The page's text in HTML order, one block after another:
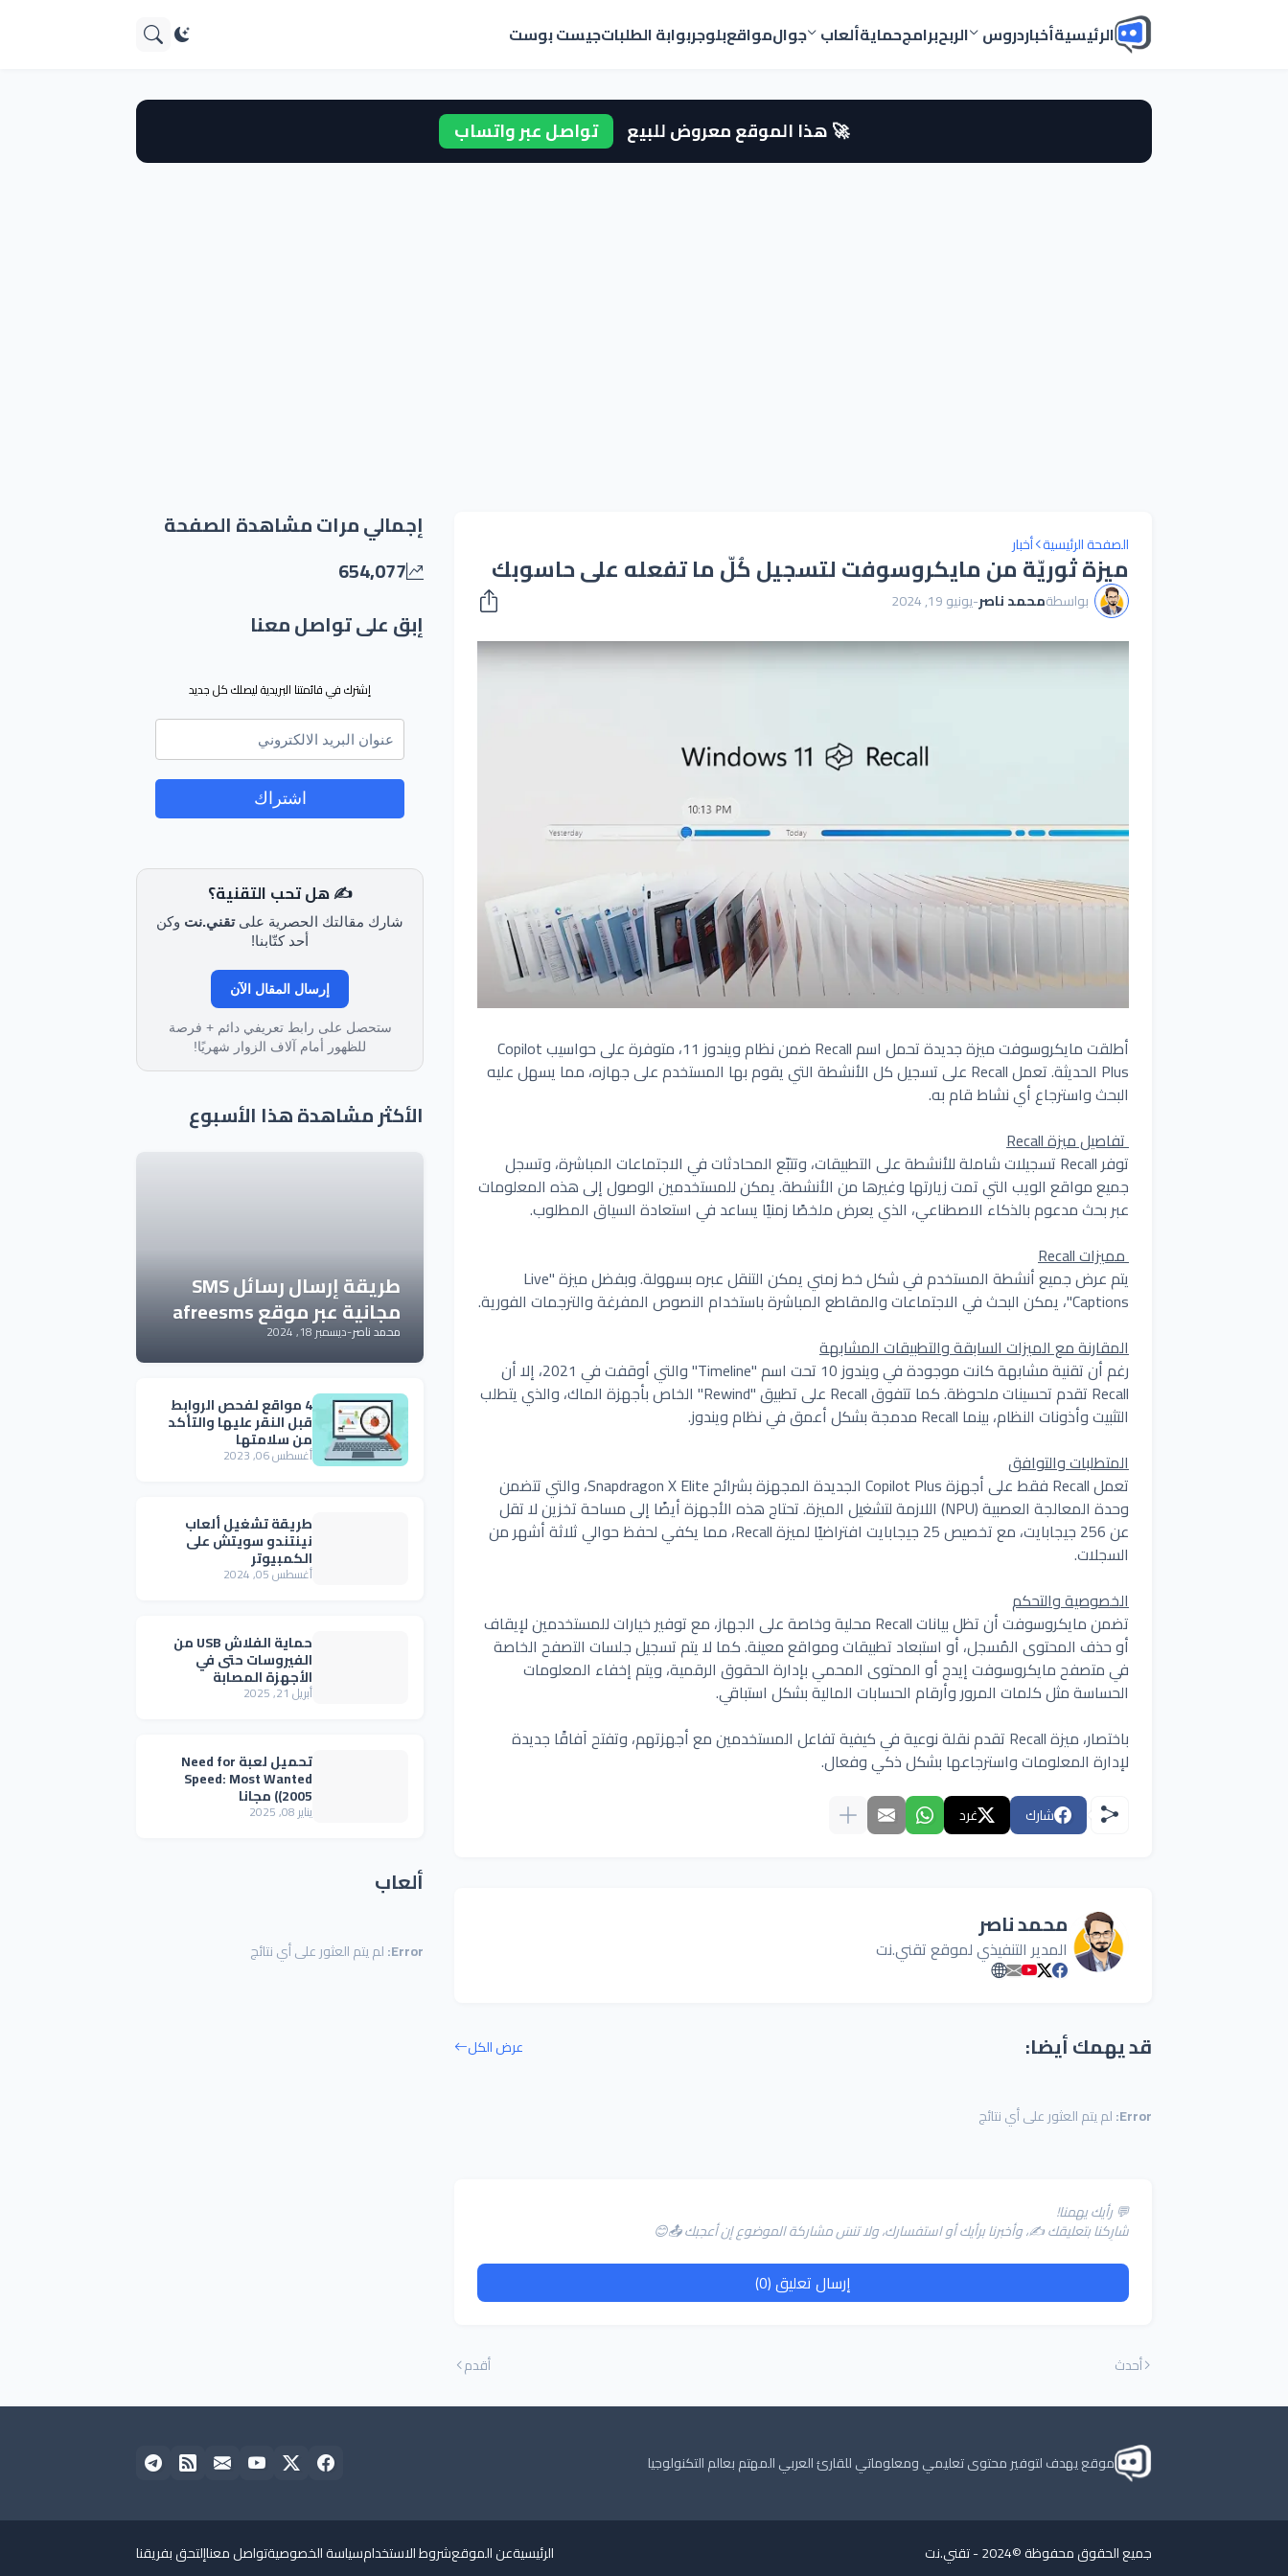
الرئيسيةأخباردروس الربحبرامجحمايةألعاب جوالمواقعبلوجربوابة الطلباتجيست بوست
🚀 هذا الموقع معروض للبيع تواصل عبر واتساب
الصفحة الرئيسية أخبار
ميزة ثوريّة من مايكروسوفت لتسجيل كُلّ ما تفعله على حاسوبك
بواسطةمحمد ناصر-يونيو 19, 2024
أطلقت مايكروسوفت ميزة جديدة تحمل اسم Recall ضمن نظام ويندوز 11، متوفرة على حواسيب Copilot
Plus الحديثة. تعمل Recall على تسجيل كل الأنشطة التي يقوم بها المستخدم على جهازه، مما يسهل عليه
البحث واسترجاع أي نشاط قام به.
تفاصيل ميزة Recall
توفر Recall تسجيلات شاملة للأنشطة على التطبيقات، وتتبّع المحادثات في الاجتماعات المباشرة، وتسجل
جميع مواقع الويب التي تمت زيارتها وغيرها من الأنشطة. يمكن للمستخدمين الوصول إلى هذه المعلومات
عبر بحث مدعوم بالذكاء الاصطناعي، الذي يعرض ملخصًا زمنيًا يساعد في استعادة السياق المطلوب.
مميزات Recall
يتم عرض جميع أنشطة المستخدم في شكل خط زمني يمكن التنقل عبره بسهولة. وبفضل ميزة "Live
Captions"، يمكن البحث في الاجتماعات والمقاطع المباشرة باستخدام النصوص المفرغة والترجمات الفورية.
المقارنة مع الميزات السابقة والتطبيقات المشابهة
رغم أن تقنية مشابهة كانت موجودة في ويندوز 10 تحت اسم "Timeline" والتي أوقفت في 2021، إلا أن
Recall تقدم تحسينات ملحوظة. كما تتفوق Recall على تطبيق "Rewind" الخاص بأجهزة الماك، والذي يتطلب
التثبيت وأذونات النظام، بينما Recall مدمجة بشكل أعمق في نظام ويندوز.
المتطلبات والتوافق
تعمل Recall فقط على أجهزة Copilot Plus الجديدة المجهزة بشرائح Snapdragon X Elite، والتي تتضمن
وحدة المعالجة العصبية (NPU) اللازمة لتشغيل الميزة. تحتاج هذه الأجهزة أيضًا إلى مساحة تخزين لا تقل
عن 256 جيجابايت، مع تخصيص 25 جيجابايت افتراضيًا لميزة Recall، مما يكفي لحفظ حوالي ثلاثة أشهر من
السجلات.
الخصوصية والتحكم
تضمن مايكروسوفت أن تظل بيانات Recall محلية وخاصة على الجهاز، مع توفير خيارات للمستخدمين لإيقاف
أو حذف المحتوى المُسجل، أو استبعاد تطبيقات ومواقع معينة. كما لا يتم تسجيل جلسات التصفح الخاصة
في متصفح مايكروسوفت إيدج أو المحتوى المحمي بإدارة الحقوق الرقمية، ويتم إخفاء المعلومات
الحساسة مثل كلمات المرور وأرقام الحسابات المالية بشكل استباقي.
باختصار، ميزة Recall تقدم نقلة نوعية في كيفية تفاعل المستخدمين مع أجهزتهم، وتفتح آفاقًا جديدة
لإدارة المعلومات واسترجاعها بشكل ذكي وفعال.
شارك غرد
محمد ناصر
المدير التنفيذي لموقع تقني.نت
قد يهمك أيضا: عرض الكل
Error: لم يتم العثور على أي نتائج
💬 رأيك يهمنا!
شارِكنا بتعليقك ✍️، وأخبرنا برأيك أو استفسارك، ولا تنسَ مشاركة الموضوع إن أعجبك 📤😊
إرسال تعليق (0)
أحدث أقدم
إجمالي مرات مشاهدة الصفحة
654,077
إبق على تواصل معنا
إشترك في قائمتنا البريدية ليصلك كل جديد
اشتراك
✍️ هل تحب التقنية؟
شارك مقالتك الحصرية علىتقني.نت وكن
أحد كتّابنا!
إرسال المقال الآن
ستحصل على رابط تعريفي دائم + فرصة
للظهور أمام آلاف الزوار شهريًا!
الأكثر مشاهدة هذا الأسبوع
طريقة إرسال رسائل SMS
مجانية عبر موقع afreesms
محمد ناصر-ديسمبر 18, 2024
4 مواقع لفحص الروابط
قبل النقر عليها والتأكد
من سلامتها
أغسطس 06, 2023
طريقة تشغيل ألعاب
نينتندو سويتش على
الكمبيوتر
أغسطس 05, 2024
حماية الفلاش USB من
الفيروسات حتى في
الأجهزة المصابة
أبريل 21, 2025
تحميل لعبة Need for
Speed: Most Wanted
(2005) مجانا
يناير 08, 2025
ألعاب
Error: لم يتم العثور على أي نتائج
موقع يهدف لتوفير محتوى تعليمي ومعلوماتي للقارئ العربي المهتم بعالم التكنولوجيا
جميع الحقوق محفوظة ©2024 - تقني.نت الرئيسيةعن الموقعشروط الاستخدامسياسة الخصوصيةتواصل معناإلتحق بفريقنا